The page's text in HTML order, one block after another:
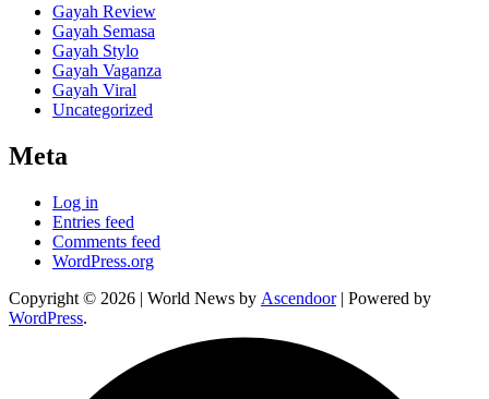
Gayah Review
Gayah Semasa
Gayah Stylo
Gayah Vaganza
Gayah Viral
Uncategorized
Meta
Log in
Entries feed
Comments feed
WordPress.org
Copyright © 2026 | World News by Ascendoor| Powered by
WordPress.